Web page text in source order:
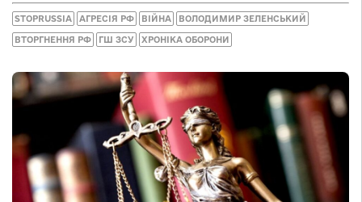
STOPRUSSIA АГРЕСІЯ РФ ВІЙНА ВОЛОДИМИР ЗЕЛЕНСЬКИЙ
ВТОРГНЕННЯ РФ ГШ ЗСУ ХРОНІКА ОБОРОНИ